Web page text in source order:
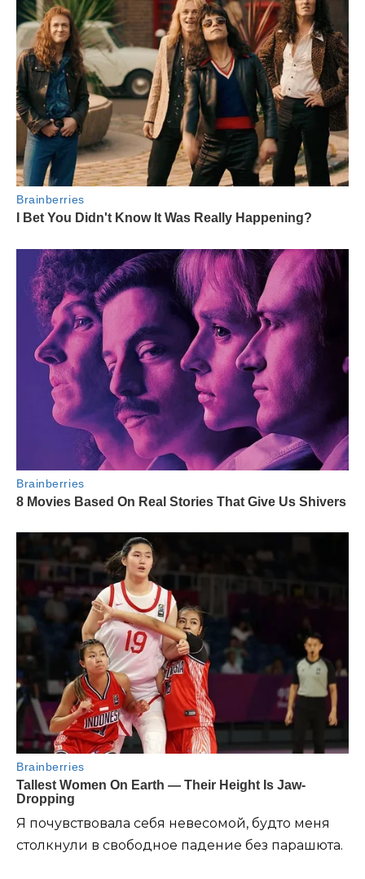
Я почувствовала себя невесомой, будто меня
столкнули в свободное падение без парашюта.